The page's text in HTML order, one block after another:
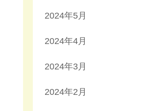
2024年5月
2024年4月
2024年3月
2024年2月